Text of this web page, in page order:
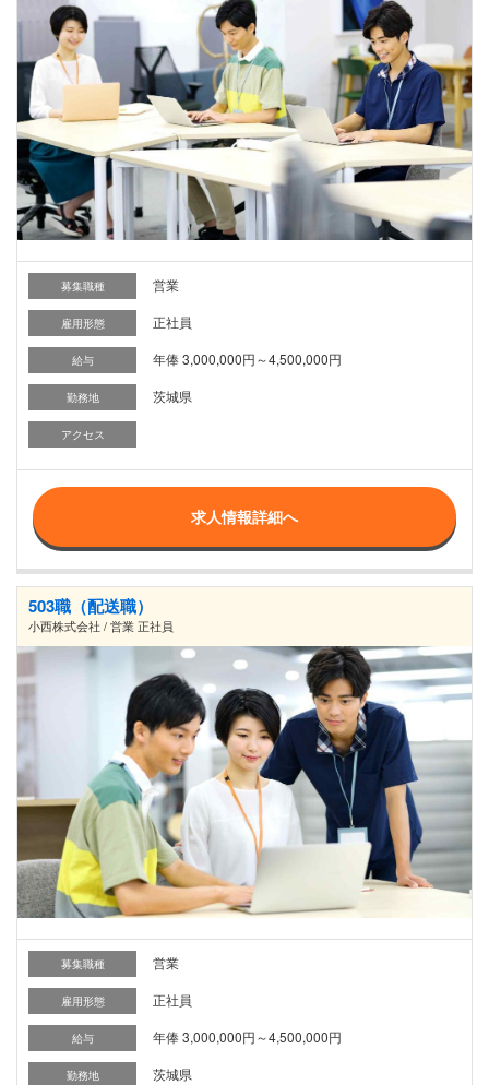
募集職種 営業
雇用形態 正社員
給与 年俸 3,000,000円～4,500,000円
勤務地 茨城県
アクセス
求人情報詳細へ
503職（配送職）
小西株式会社 / 営業 正社員
募集職種 営業
雇用形態 正社員
給与 年俸 3,000,000円～4,500,000円
勤務地 茨城県